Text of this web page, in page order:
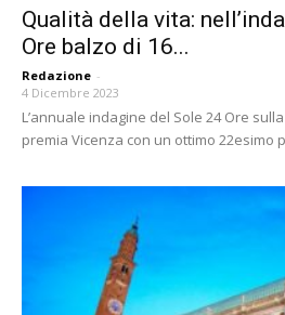
Qualità della vita:
Ore balzo di 16...
Redazione -
4 Dicembre 2023
L’annuale indagine del Sole 24 Ore
premia Vicenza con un ottimo 22esimo